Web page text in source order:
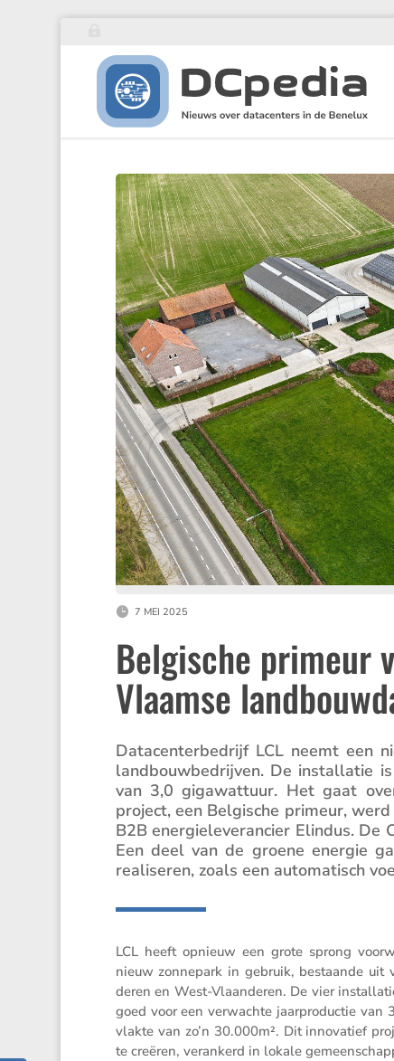
7 MEI 2025
Belgische primeur
Vlaamse
Datacen­ter­be­drijf LCL neemt een
landbouw­be­drijven. De instal­latie
van 3,0 gigawattuur. Het gaat
project, een Belgi­sche primeur,
B2B energie­le­ve­ran­cier Elindus. De
Een deel van de groene energie
reali­seren, zoals een automa­tisch
LCL heeft opnieuw een grote sprong
nieuw zonne­park in gebruik, bestaande
deren en West-Vlaan­deren. De vier
goed voor een verwachte jaarpro­ductie
vlakte van zo’n 30.000m². Dit innova­tief
te creëren, veran­kerd in lokale